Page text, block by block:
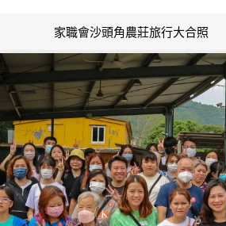
家職會沙頭角農莊旅行大合照